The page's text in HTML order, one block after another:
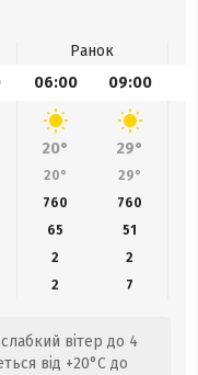
Ранок
06:00 09:00
20° 29°
20° 29°
760 760
65
51
2
2
2 7
вітер до 4
від +20°C до